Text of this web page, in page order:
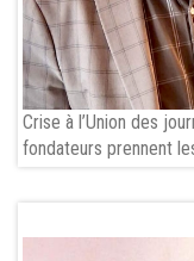
Crise à l’Union des
fondateurs prennent